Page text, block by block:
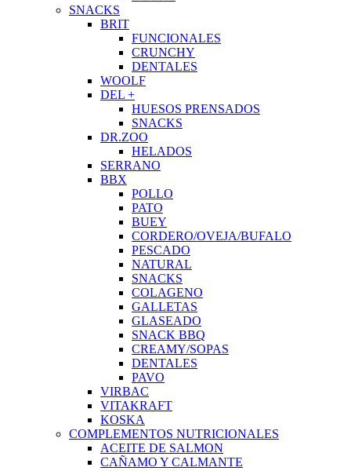
SNACKS
BRIT
FUNCIONALES
CRUNCHY
DENTALES
WOOLF
DEL +
HUESOS PRENSADOS
SNACKS
DR.ZOO
HELADOS
SERRANO
BBX
POLLO
PATO
BUEY
CORDERO/OVEJA/BUFALO
PESCADO
NATURAL
SNACKS
COLAGENO
GALLETAS
GLASEADO
SNACK BBQ
CREAMY/SOPAS
DENTALES
PAVO
VIRBAC
VITAKRAFT
KOSKA
COMPLEMENTOS NUTRICIONALES
ACEITE DE SALMON
CAÑAMO Y CALMANTE